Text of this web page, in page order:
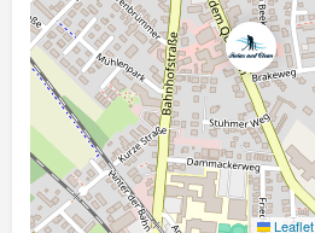
Leaflet